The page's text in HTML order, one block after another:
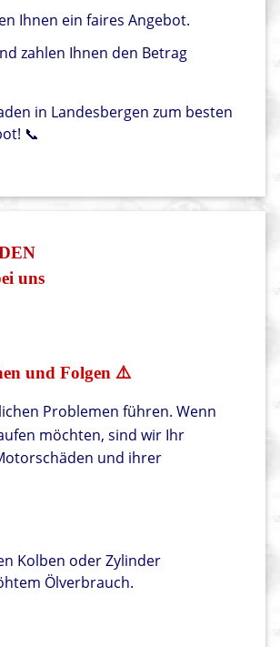
Ihnen ein faires Angebot.
zahlen Ihnen den Betrag
in Landesbergen zum besten
📞
uns
und Folgen ⚠️
Problemen führen. Wenn
möchten, sind wir Ihr
und ihrer
Kolben oder Zylinder
Ölverbrauch.